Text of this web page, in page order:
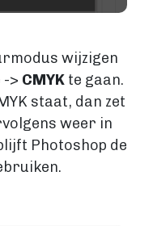
wijzigen
-> CMYK te gaan.
staat, dan zet
weer in
Photoshop de